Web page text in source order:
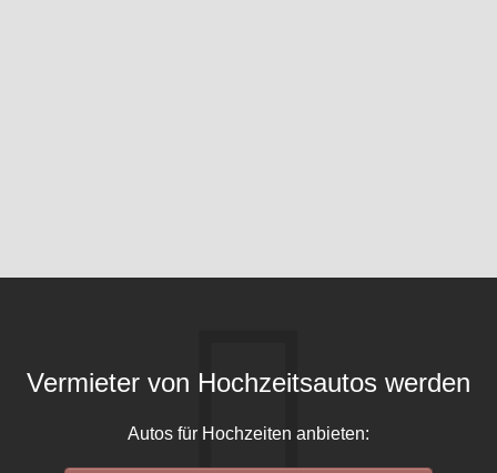
Vermieter von Hochzeitsautos werden
Autos für Hochzeiten anbieten: